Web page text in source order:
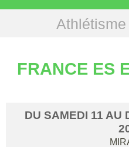
France
FRANCE ES
DU SAMEDI 11 AU